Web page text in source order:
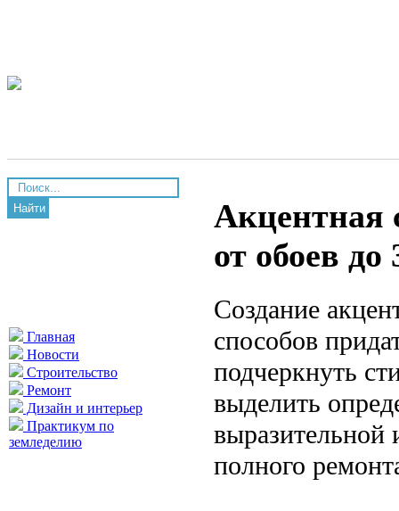
Найти
Главная
Новости
Строительство
Ремонт
Дизайн и интерьер
Практикум по
земледелию
Акцентная
от обоев до
Создание
способов
подчеркнуть
выделить
выразительной
полного